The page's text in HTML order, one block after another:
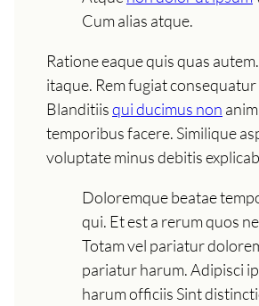
Cum alias atque.
Ratione eaque quis quas
itaque. Rem fugiat
Blanditiisqui ducimus non
temporibus facere. Similique
voluptate minus debitis
Doloremque beatae
qui. Et est a rerum quos
Totam vel pariatur
pariatur harum. Adipisci
harum officiis Sint